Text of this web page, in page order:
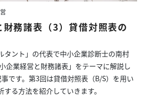
財務諸表（3）貸借対照表の
タント」の代表で中小企業診断士の南村
企業経営と財務諸表」をテーマに解説し
です。第3回は貸借対照表（B/S）を用い
る方法を紹介していきます。